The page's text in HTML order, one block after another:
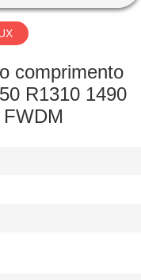
comprimento
R1310 1490